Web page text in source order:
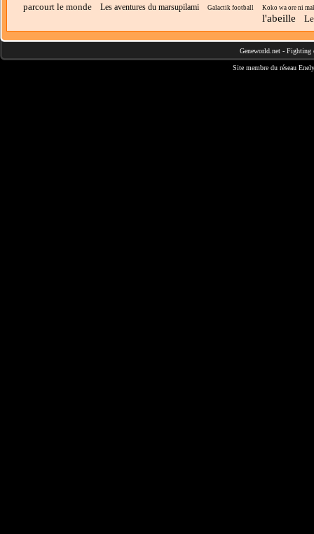
parcourt le monde Les aventures du marsupilami Galactik football Koko wa ore ni
l'abeille
Geneworld.net - Fighting
Site membre du réseau